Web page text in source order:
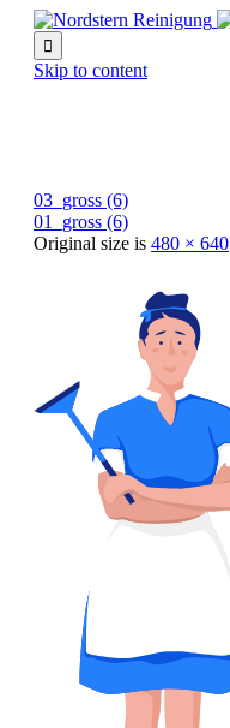

Skip to content
03_gross (6)
01_gross (6)
Original size is 480 × 640